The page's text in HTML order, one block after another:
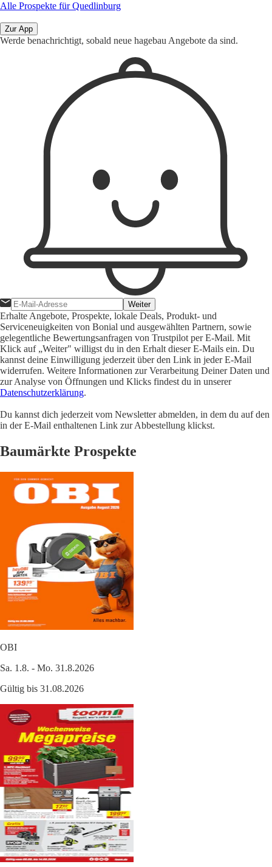
Alle Prospekte für Quedlinburg
Zur App
Werde benachrichtigt, sobald neue hagebau Angebote da sind.
Weiter
Erhalte Angebote, Prospekte, lokale Deals, Produkt- und
Serviceneuigkeiten von Bonial und ausgewählten Partnern, sowie
gelegentliche Bewertungsanfragen von Trustpilot per E-Mail. Mit
Klick auf „Weiter" willigst du in den Erhalt dieser E-Mails ein. Du
kannst deine Einwilligung jederzeit über den Link in jeder E-Mail
widerrufen. Weitere Informationen zur Verarbeitung Deiner Daten und
zur Analyse von Öffnungen und Klicks findest du in unserer
Datenschutzerklärung.
Du kannst dich jederzeit vom Newsletter abmelden, in dem du auf den
in der E-Mail enthaltenen Link zur Abbestellung klickst.
Baumärkte Prospekte
OBI
Sa. 1.8. - Mo. 31.8.2026
Gültig bis 31.08.2026